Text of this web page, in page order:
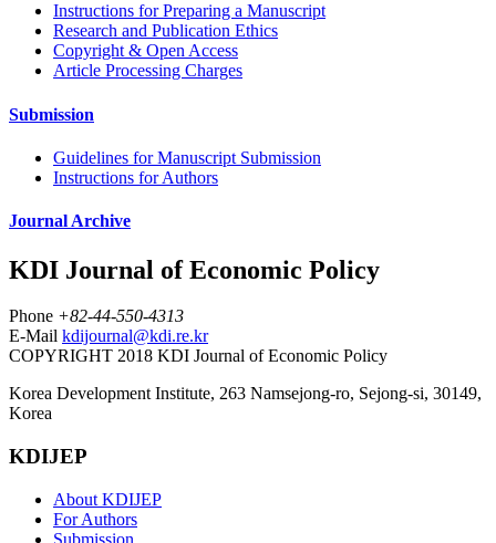
Instructions for Preparing a Manuscript
Research and Publication Ethics
Copyright & Open Access
Article Processing Charges
Submission
Guidelines for Manuscript Submission
Instructions for Authors
Journal Archive
KDI Journal of Economic Policy
Phone +82-44-550-4313
E-Mail kdijournal@kdi.re.kr
COPYRIGHT 2018 KDI Journal of Economic Policy
Korea Development Institute, 263 Namsejong-ro, Sejong-si, 30149,
Korea
KDIJEP
About KDIJEP
For Authors
Submission